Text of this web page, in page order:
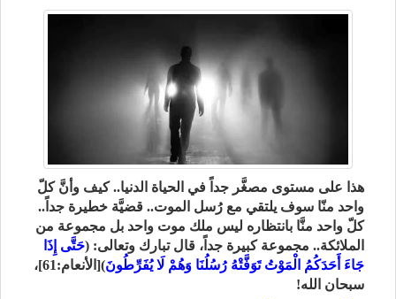
هذا على مستوى مصغَّر جداً في الحياة الدنيا.. كيف وأنَّ كلّ
واحد منّا سوف يلتقي مع رُسل الموت.. قضيَّة خطيرة جداً..
كلّ واحد منَّا بانتظاره ليس ملك موت واحد بل مجموعة من
الملائكة.. مجموعة كبيرة جداً، قال تبارك وتعالى: (حَتَّى إِذَا
جَاءَ أَحَدَكُمُ الْمَوْتُ تَوَفَّتْهُ رُسُلُنَا وَهُمْ لَا يُفَرِّطُونَ
)[الأنعام:61]،
سبحان الله!